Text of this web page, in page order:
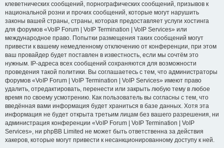
клеветнических сообщений, порнографических сообщений, призывов к
национальной розни и прочих сообщений, которые могут нарушить
законы вашей страны, страны, которая предоставляет услуги хостинга
для форумов «VoIP Forum | VoIP Termination | VoIP Services» или
международное право. Попытки размещения таких сообщений могут
привести к вашему немедленному отключению от конференции, при этом
ваш провайдер будет поставлен в известность, если мы сочтём это
нужным. IP-адреса всех сообщений сохраняются для возможности
проведения такой политики. Вы соглашаетесь с тем, что администраторы
форумов «VoIP Forum | VoIP Termination | VoIP Services» имеют право
удалить, отредактировать, перенести или закрыть любую тему в любое
время по своему усмотрению. Как пользователь вы согласны с тем, что
введённая вами информация будет храниться в базе данных. Хотя эта
информация не будет открыта третьим лицам без вашего разрешения, ни
администрация конференции «VoIP Forum | VoIP Termination | VoIP
Services», ни phpBB Limited не может быть ответственна за действия
хакеров, которые могут привести к несанкционированному доступу к ней.